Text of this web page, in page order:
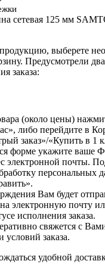
сетевая 125 мм
выберете
Предусмотрели
заказа:
(около цены)
либо перейдите в
заказ»/«Купить в 1
форме укажите ваше
электронной почты.
персональных
Вам будет
электронную почту
исполнения заказа.
свяжется с
условий заказа.
удобной